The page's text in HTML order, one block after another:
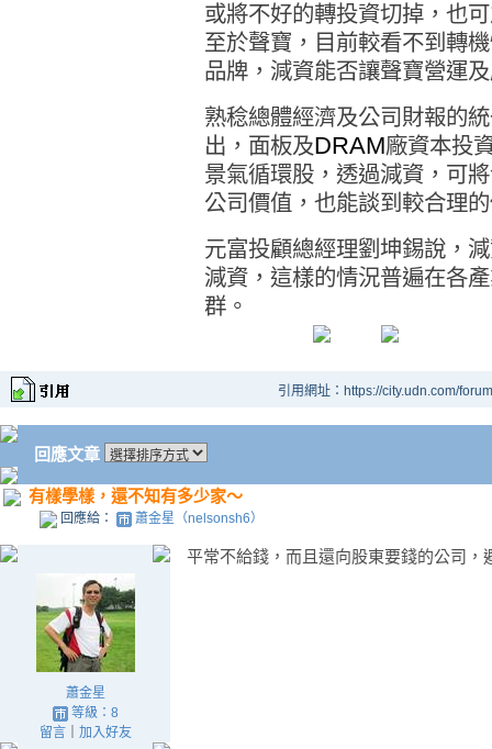
或將不好的轉投資切掉，也
至於聲寶，目前較看不到轉
品牌，減資能否讓聲寶營運
熟稔總體經濟及公司財報的
出，面板及DRAM廠資本投
景氣循環股，透過減資，可
公司價值，也能談到較合理
元富投顧總經理劉坤錫說，
減資，這樣的情況普遍在各
群。
引用網址：https://city.udn.com/
回應文章
有樣學樣，還不知有多少家～
回應給： 蕭金星（nelsonsh6）
蕭金星
等級：8
留言｜ 加入好友
平常不給錢，而且還向股東要錢的公司，